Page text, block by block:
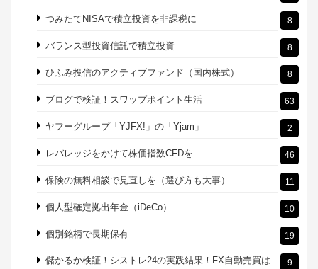
つみたてNISAで積立投資を非課税に 8
バランス型投資信託で積立投資 8
ひふみ投信のアクティブファンド（国内株式） 8
ブログで検証！スワップポイント生活 63
ヤフーグループ「YJFX!」の「Yjam」 2
レバレッジをかけて株価指数CFDを 46
保険の無料相談で見直しを（選び方も大事） 11
個人型確定拠出年金（iDeCo） 10
個別銘柄で長期保有 19
儲かるか検証！シストレ24の実践結果！FX自動売買は 9